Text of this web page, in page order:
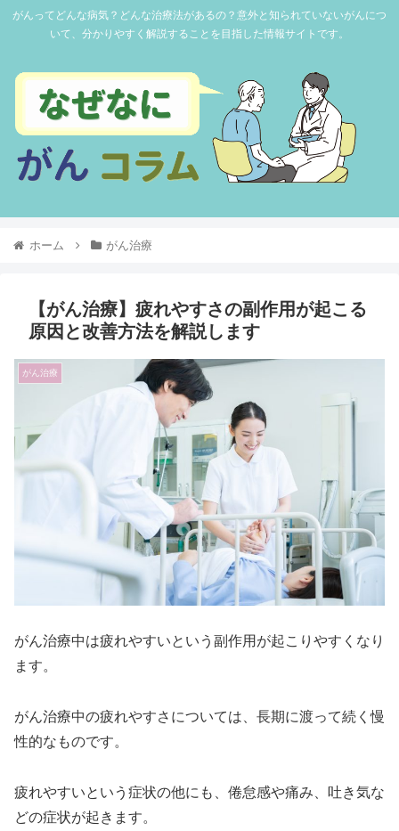
がんってどんな病気？どんな治療法があるの？意外と知られていないがんにつ
いて、分かりやすく解説することを目指した情報サイトです。
ホーム がん治療
【がん治療】疲れやすさの副作用が起こる
原因と改善方法を解説します
がん治療
がん治療中は疲れやすいという副作用が起こりやすくなり
ます。
がん治療中の疲れやすさについては、長期に渡って続く慢
性的なものです。
疲れやすいという症状の他にも、倦怠感や痛み、吐き気な
どの症状が起きます。